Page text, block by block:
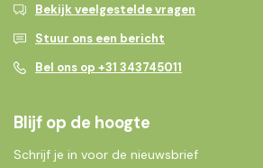
Bekijk veelgestelde vragen
Stuur ons een bericht
Bel ons op +31 343745011
Blijf op de hoogte
Schrijf je in voor de nieuwsbrief